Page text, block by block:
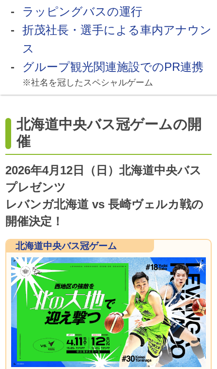
ラッピングバスの運行
折茂社長・選手による車内アナウン
ス
グループ観光関連施設でのPR連携
※社名を冠したスペシャルゲーム
北海道中央バス冠ゲームの開
催
2026年4月12日（日）北海道中央バス
プレゼンツ
レバンガ北海道 vs 長崎ヴェルカ戦の
開催決定！
北海道中央バス冠ゲーム